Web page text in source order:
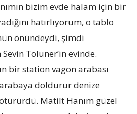
bizim evde halam için bir
hatırlıyorum, o tablo
önündeydi, şimdi
Toluner’in evinde.
bir station vagon arabası
doldurur denize
Matilt Hanım güzel